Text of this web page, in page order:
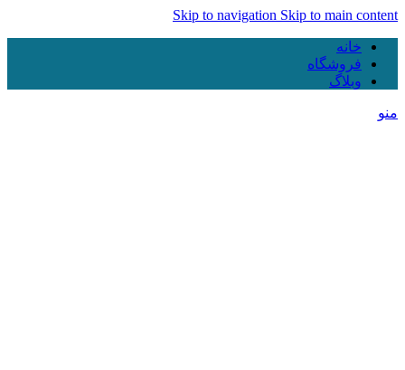
Skip to navigation Skip to main content
خانه
فروشگاه
وبلاگ
منو